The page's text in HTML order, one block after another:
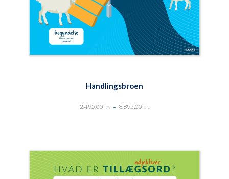
Handlingsbroen
2.495,00 kr. - 8.895,00 kr.